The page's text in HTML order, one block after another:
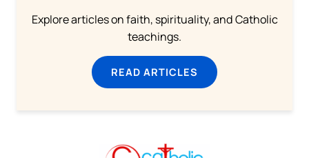
Explore articles on faith, spirituality, and Catholic
teachings.
READ ARTICLES